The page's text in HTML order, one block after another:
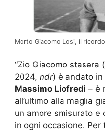
Morto Giacomo Losi, il
“Zio Giacomo stasera
2024, ndr) è andato in
Massimo Liofredi – è
all’ultimo alla maglia
un amore smisurato e
in ogni occasione.